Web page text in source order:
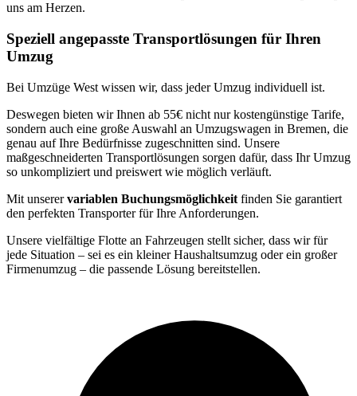
uns am Herzen.
Speziell angepasste Transportlösungen für Ihren
Umzug
Bei Umzüge West wissen wir, dass jeder Umzug individuell ist.
Deswegen bieten wir Ihnen ab 55€ nicht nur kostengünstige Tarife,
sondern auch eine große Auswahl an Umzugswagen in Bremen, die
genau auf Ihre Bedürfnisse zugeschnitten sind. Unsere
maßgeschneiderten Transportlösungen sorgen dafür, dass Ihr Umzug
so unkompliziert und preiswert wie möglich verläuft.
Mit unserervariablen Buchungsmöglichkeit finden Sie garantiert
den perfekten Transporter für Ihre Anforderungen.
Unsere vielfältige Flotte an Fahrzeugen stellt sicher, dass wir für
jede Situation – sei es ein kleiner Haushaltsumzug oder ein großer
Firmenumzug – die passende Lösung bereitstellen.